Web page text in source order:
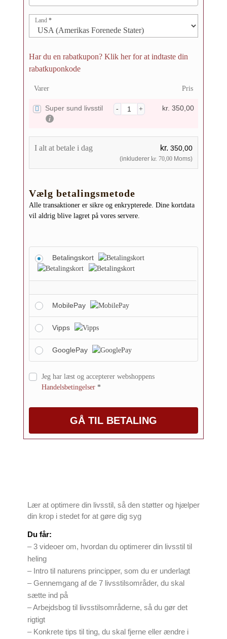
Lær at optimere din livsstil, så den støtter og hjælper
din krop i stedet for at gøre dig syg
Du får:
– 3 videoer om, hvordan du optimerer din livsstil til
heling
– Intro til naturens principper, som du er underlagt
– Gennemgang af de 7 livsstilsområder, du skal
sætte ind på
– Arbejdsbog til livsstilsområderne, så du gør det
rigtigt
– Konkrete tips til ting, du skal fjerne eller ændre i
Land *
Har du en rabatkupon? Klik her for at indtaste din
rabatkuponkode
Varer Pris
Super sund livsstil kr. 350,00
I alt at betale i dag kr. 350,00
(inkluderer kr. 70,00Moms)
Vælg betalingsmetode
Alle transaktioner er sikre og enkrypterede. Dine kortdata
vil aldrig blive lagret på vores servere.
Betalingskort
MobilePay
Vipps
GooglePay
Jeg har læst og accepterer webshoppens
Handelsbetingelser *
GÅ TIL BETALING